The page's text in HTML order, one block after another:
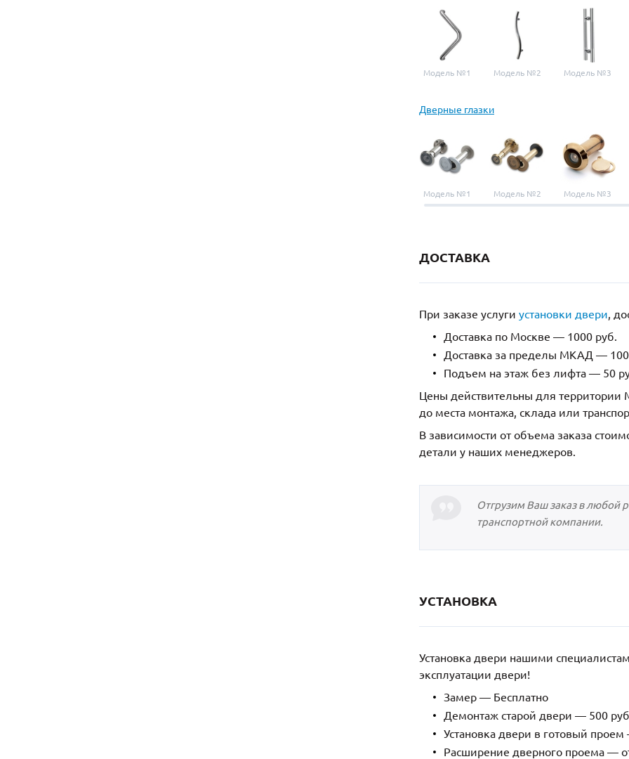
Модель №1 Модель №2 Модель №3
Дверные глазки
Модель №1 Модель №2 Модель №3
ДОСТАВКА
При заказе услуги установки двери,
Доставка по Москве — 1000 руб.
Доставка за пределы МКАД —
Подъем на этаж без лифта — 50
Цены действительны для территории
до места монтажа, склада или
В зависимости от объема заказа
детали у наших менеджеров.
Отгрузим Ваш заказ в любой
транспортной компании.
УСТАНОВКА
Установка двери нашими
эксплуатации двери!
Замер — Бесплатно
Демонтаж старой двери — 500
Установка двери в готовый
Расширение дверного проема —